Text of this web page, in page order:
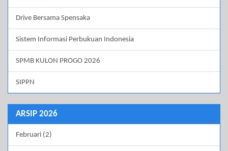
Drive Bersama Spensaka
Sistem Informasi Perbukuan Indonesia
SPMB KULON PROGO 2026
SIPPN
ARSIP 2026
Februari (2)